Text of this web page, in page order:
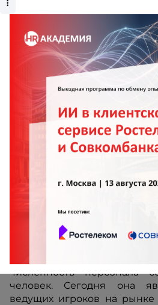
Компании
Информация о
численность персонала
человек. Сегодня она
ведущих игроков на рынке